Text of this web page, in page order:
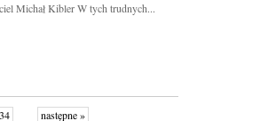
Michał Kibler W tych trudnych...
następne »